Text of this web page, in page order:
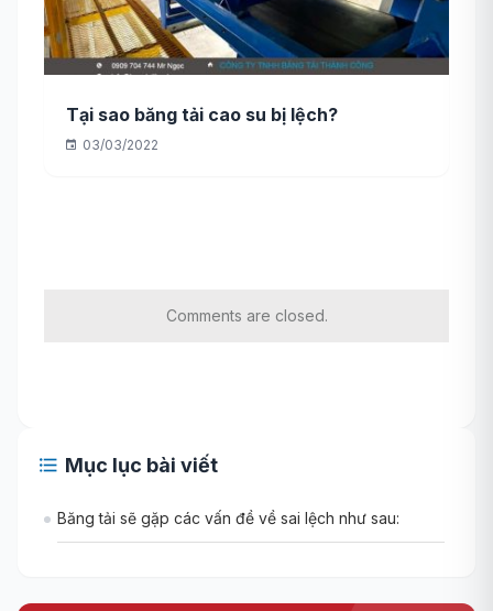
Tại sao băng tải cao su bị lệch?
03/03/2022
Comments are closed.
Mục lục bài viết
Băng tải sẽ gặp các vấn đề về sai lệch như sau: